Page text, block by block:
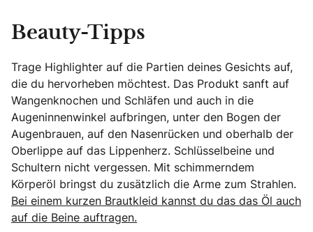
Beauty-Tipps
Trage Highlighter auf die Partien deines Gesichts auf,
die du hervorheben möchtest. Das Produkt sanft auf
Wangenknochen und Schläfen und auch in die
Augeninnenwinkel aufbringen, unter den Bogen der
Augenbrauen, auf den Nasenrücken und oberhalb der
Oberlippe auf das Lippenherz. Schlüsselbeine und
Schultern nicht vergessen. Mit schimmerndem
Körperöl bringst du zusätzlich die Arme zum Strahlen.
Bei einem kurzen Brautkleid kannst du das das Öl auch
auf die Beine auftragen.